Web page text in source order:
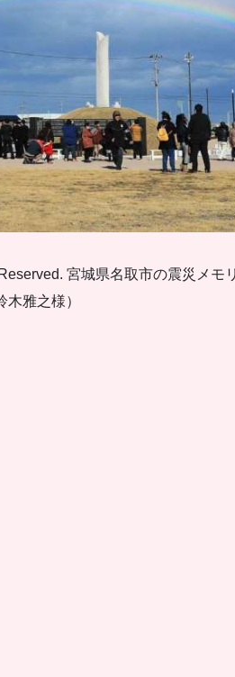
宮城県名取市の震災メモ
雅之様）